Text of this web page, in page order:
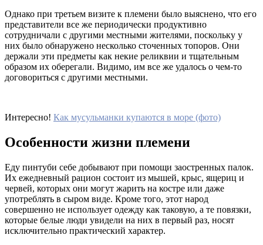
Однако при третьем визите к племени было выяснено, что его
представители все же периодически продуктивно
сотрудничали с другими местными жителями, поскольку у
них было обнаружено несколько сточенных топоров. Они
держали эти предметы как некие реликвии и тщательным
образом их оберегали. Видимо, им все же удалось о чем-то
договориться с другими местными.
Интересно! Как мусульманки купаются в море (фото)
Особенности жизни племени
Еду пинтуби себе добывают при помощи заостренных палок.
Их ежедневный рацион состоит из мышей, крыс, ящериц и
червей, которых они могут жарить на костре или даже
употреблять в сыром виде. Кроме того, этот народ
совершенно не использует одежду как таковую, а те повязки,
которые белые люди увидели на них в первый раз, носят
исключительно практический характер.